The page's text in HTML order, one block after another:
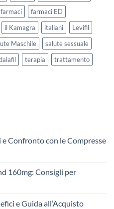
farmaci
farmaci ED
il Kamagra italiani
Levifil
Maschile
salute sessuale
terapia
trattamento
Confronto con le Compresse
160mg: Consigli per
e Guida all’Acquisto